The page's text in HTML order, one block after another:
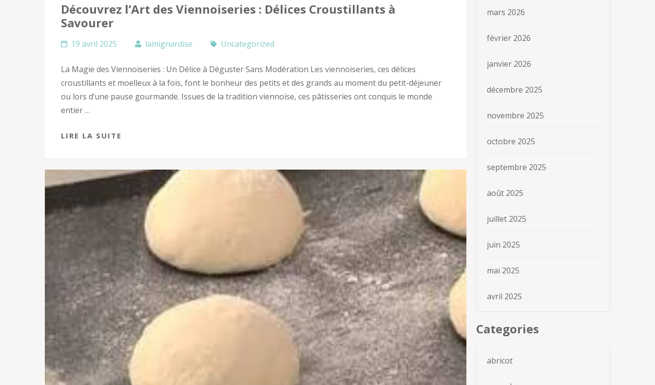
Découvrez l’Art des Viennoiseries : Délices Croustillants à
Savourer
19 avril 2025 lamignardise Uncategorized
La Magie des Viennoiseries : Un Délice à Déguster Sans Modération Les viennoiseries, ces délices
croustillants et moelleux à la fois, font le bonheur des petits et des grands au moment du petit-déjeuner
ou lors d’une pause gourmande. Issues de la tradition viennoise, ces pâtisseries ont conquis le monde
entier …
LIRE LA SUITE
mars 2026
février 2026
janvier 2026
décembre 2025
novembre 2025
octobre 2025
septembre 2025
août 2025
juillet 2025
juin 2025
mai 2025
avril 2025
Categories
abricot